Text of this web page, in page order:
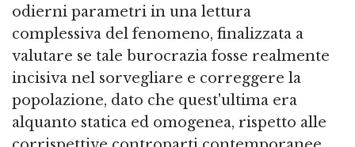
odierni parametri in una lettura
complessiva del fenomeno, finalizzata a
valutare se tale burocrazia fosse realmente
incisiva nel sorvegliare e correggere la
popolazione, dato che quest'ultima era
alquanto statica ed omogenea, rispetto alle